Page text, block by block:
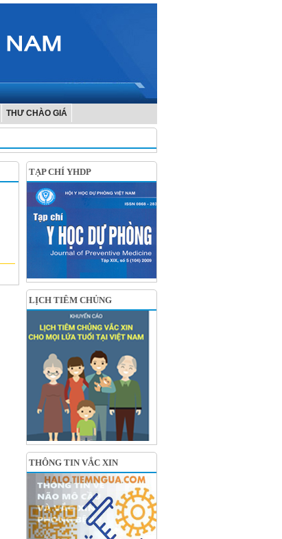
THƯ CHÀO GIÁ
TẠP CHÍ YHDP
LỊCH TIÊM CHỦNG
THÔNG TIN VẮC XIN